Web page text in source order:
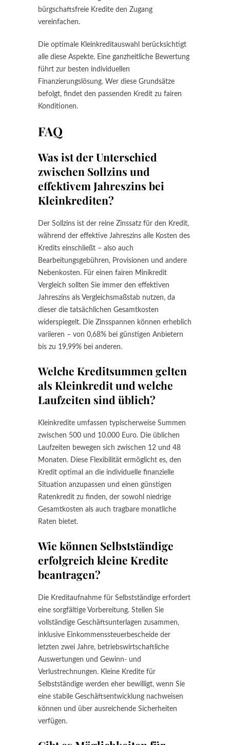
bürgschaftsfreie Kredite den Zugang
vereinfachen.
Die optimale Kleinkreditauswahl berücksichtigt
alle diese Aspekte. Eine ganzheitliche Bewertung
führt zur besten individuellen
Finanzierungslösung. Wer diese Grundsätze
befolgt, findet den passenden Kredit zu fairen
Konditionen.
FAQ
Was ist der Unterschied
zwischen Sollzins und
effektivem Jahreszins bei
Kleinkrediten?
Der Sollzins ist der reine Zinssatz für den Kredit,
während der effektive Jahreszins alle Kosten des
Kredits einschließt – also auch
Bearbeitungsgebühren, Provisionen und andere
Nebenkosten. Für einen fairen Minikredit
Vergleich sollten Sie immer den effektiven
Jahreszins als Vergleichsmaßstab nutzen, da
dieser die tatsächlichen Gesamtkosten
widerspiegelt. Die Zinsspannen können erheblich
variieren – von 0,68% bei günstigen Anbietern
bis zu 19,99% bei anderen.
Welche Kreditsummen gelten
als Kleinkredit und welche
Laufzeiten sind üblich?
Kleinkredite umfassen typischerweise Summen
zwischen 500 und 10.000 Euro. Die üblichen
Laufzeiten bewegen sich zwischen 12 und 48
Monaten. Diese Flexibilität ermöglicht es, den
Kredit optimal an die individuelle finanzielle
Situation anzupassen und einen günstigen
Ratenkredit zu finden, der sowohl niedrige
Gesamtkosten als auch tragbare monatliche
Raten bietet.
Wie können Selbstständige
erfolgreich kleine Kredite
beantragen?
Die Kreditaufnahme für Selbstständige erfordert
eine sorgfältige Vorbereitung. Stellen Sie
vollständige Geschäftsunterlagen zusammen,
inklusive Einkommenssteuerbescheide der
letzten zwei Jahre, betriebswirtschaftliche
Auswertungen und Gewinn- und
Verlustrechnungen. Kleine Kredite für
Selbstständige werden eher bewilligt, wenn Sie
eine stabile Geschäftsentwicklung nachweisen
können und über ausreichende Sicherheiten
verfügen.